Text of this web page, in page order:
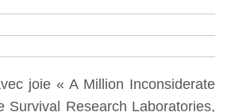
joie « A Million Inconsiderate
Survival Research Laboratories,